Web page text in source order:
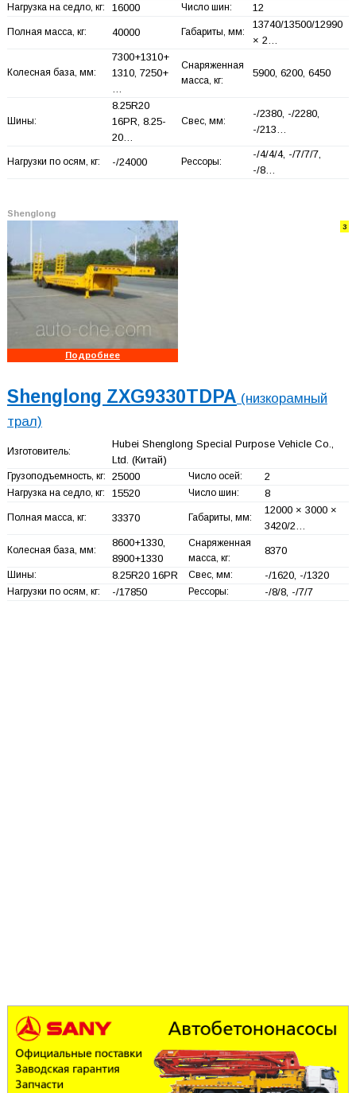
Нагрузка на седло, кг: 16000 Число шин: 12
Полная масса, кг: 40000 Габариты, мм:
13740/13500/12990
× 2…
Колесная база, мм:
7300+1310+
1310, 7250+
Снаряженная
масса, кг:
5900, 6200, 6450
Шины:
8.25R20
16PR, 8.25-
20…
Свес, мм:
-/2380, -/2280,
-/213…
Нагрузки по осям, кг: -/24000 Рессоры:
-/4/4/4, -/7/7/7,
-/8…
Shenglong
3
Подробнее
Shenglong ZXG9330TDPA (низкорамный
трал)
Изготовитель:
Hubei Shenglong Special Purpose Vehicle Co.,
Ltd. (Китай)
Грузоподъемность, кг: 25000 Число осей: 2
Нагрузка на седло, кг: 15520 Число шин: 8
Полная масса, кг: 33370 Габариты, мм:
12000 × 3000 ×
3420/2…
Колесная база, мм:
8600+1330,
8900+1330
Снаряженная
масса, кг:
8370
Шины: 8.25R20 16PR Свес, мм: -/1620, -/1320
Нагрузки по осям, кг: -/17850 Рессоры: -/8/8, -/7/7